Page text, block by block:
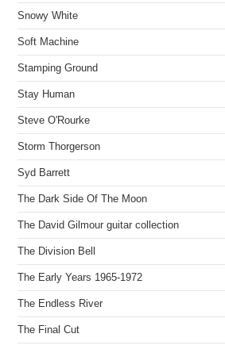
Snowy White
Soft Machine
Stamping Ground
Stay Human
Steve O'Rourke
Storm Thorgerson
Syd Barrett
The Dark Side Of The Moon
The David Gilmour guitar collection
The Division Bell
The Early Years 1965-1972
The Endless River
The Final Cut